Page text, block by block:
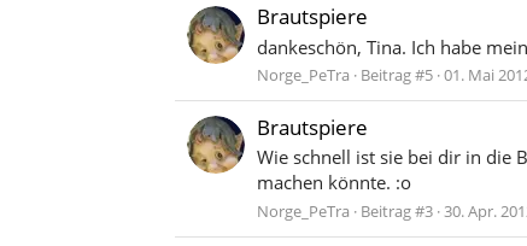
Brautspiere
dankeschön, Tina. Ich habe
Norge_PeTra Beitrag #5 01. Mai
Brautspiere
Wie schnell ist sie bei dir in die
machen könnte. :o
Norge_PeTra Beitrag #3 30. Apr.